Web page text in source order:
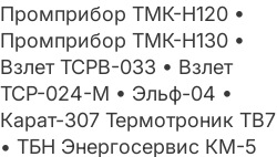
Промприбор ТМК-Н120 •
Промприбор ТМК-Н130 •
Взлет ТСРВ-033 • Взлет
ТСР-024-М • Эльф-04 •
Карат-307 Термотроник ТВ7
• ТБН Энергосервис КМ-5